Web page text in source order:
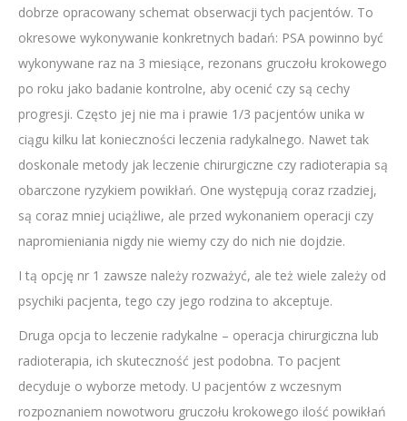
dobrze opracowany schemat obserwacji tych pacjentów. To
okresowe wykonywanie konkretnych badań: PSA powinno być
wykonywane raz na 3 miesiące, rezonans gruczołu krokowego
po roku jako badanie kontrolne, aby ocenić czy są cechy
progresji. Często jej nie ma i prawie 1/3 pacjentów unika w
ciągu kilku lat konieczności leczenia radykalnego. Nawet tak
doskonale metody jak leczenie chirurgiczne czy radioterapia są
obarczone ryzykiem powikłań. One występują coraz rzadziej,
są coraz mniej uciążliwe, ale przed wykonaniem operacji czy
napromieniania nigdy nie wiemy czy do nich nie dojdzie.
I tą opcję nr 1 zawsze należy rozważyć, ale też wiele zależy od
psychiki pacjenta, tego czy jego rodzina to akceptuje.
Druga opcja to leczenie radykalne – operacja chirurgiczna lub
radioterapia, ich skuteczność jest podobna. To pacjent
decyduje o wyborze metody. U pacjentów z wczesnym
rozpoznaniem nowotworu gruczołu krokowego ilość powikłań